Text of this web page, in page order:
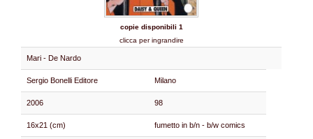
copie disponibili 1
clicca per ingrandire
Mari - De Nardo
Sergio Bonelli Editore Milano
2006 98
16x21 (cm) fumetto in b/n - b/w comics